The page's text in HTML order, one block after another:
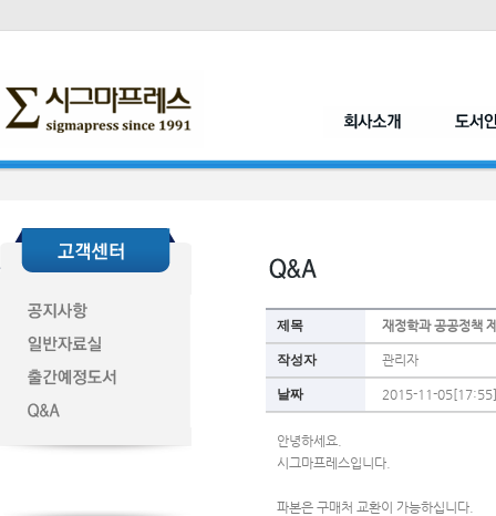
제목 재정학과 공공정책
작성자 관리자
날짜 2015-11-05[17:55]
안녕하세요.
시그마프레스입니다.
파본은 구매처 교환이 가능하십니다.